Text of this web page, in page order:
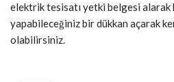
elektrik tesisatı yetki belgesi
yapabileceğiniz bir dükkan açarak
olabilirsiniz.